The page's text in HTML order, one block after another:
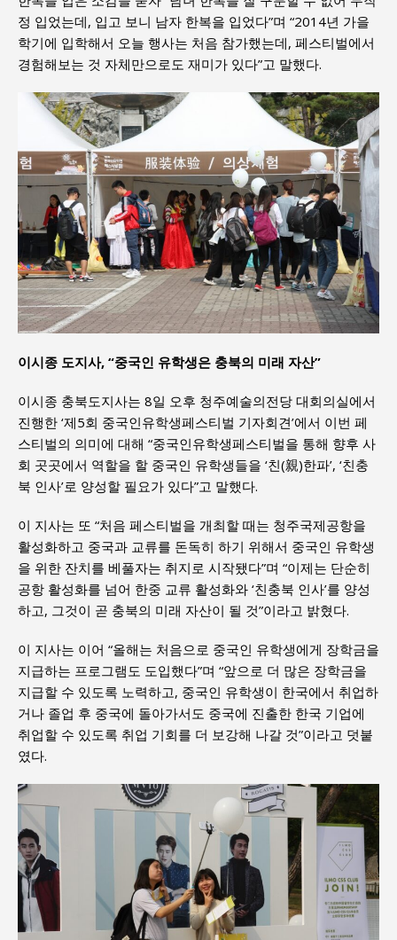
정 입었는데, 입고 보니 남자 한복을 입었다”며 “2014년 가을
학기에 입학해서 오늘 행사는 처음 참가했는데, 페스티벌에서
경험해보는 것 자체만으로도 재미가 있다”고 말했다.
이시종 도지사, “중국인 유학생은 충북의 미래 자산”
이시종 충북도지사는 8일 오후 청주예술의전당 대회의실에서
진행한 ‘제5회 중국인유학생페스티벌 기자회견’에서 이번 페
스티벌의 의미에 대해 “중국인유학생페스티벌을 통해 향후 사
회 곳곳에서 역할을 할 중국인 유학생들을 ‘친(親)한파’, ‘친충
북 인사’로 양성할 필요가 있다”고 말했다.
이 지사는 또 “처음 페스티벌을 개최할 때는 청주국제공항을
활성화하고 중국과 교류를 돈독히 하기 위해서 중국인 유학생
을 위한 잔치를 베풀자는 취지로 시작됐다”며 “이제는 단순히
공항 활성화를 넘어 한중 교류 활성화와 ‘친충북 인사’를 양성
하고, 그것이 곧 충북의 미래 자산이 될 것”이라고 밝혔다.
이 지사는 이어 “올해는 처음으로 중국인 유학생에게 장학금을
지급하는 프로그램도 도입했다”며 “앞으로 더 많은 장학금을
지급할 수 있도록 노력하고, 중국인 유학생이 한국에서 취업하
거나 졸업 후 중국에 돌아가서도 중국에 진출한 한국 기업에
취업할 수 있도록 취업 기회를 더 보강해 나갈 것”이라고 덧붙
였다.